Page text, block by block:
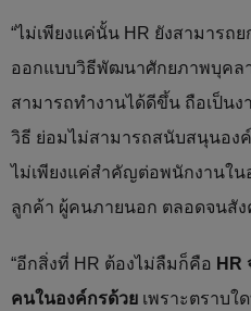
“ไม่เพียงแค่นั้น HR ยังสามารถ
ออกแบบวิธีพัฒนาศักยภาพบุคล
สามารถทำงานได้ดีขึ้น ถือเป็น
วิธี ย่อมไม่สามารถสนับสนุนอง
ไม่เพียงแค่สำคัญต่อพนักงานใน
ลูกค้า ผู้คนภายนอก ตลอดจนสั
“อีกสิ่งที่ HR ต้องไม่ลืมก็คือ HR
คนในองค์กรด้วย เพราะตราบ